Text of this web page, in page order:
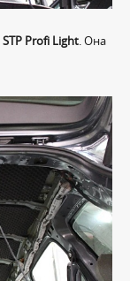
STP Profi Light. Она